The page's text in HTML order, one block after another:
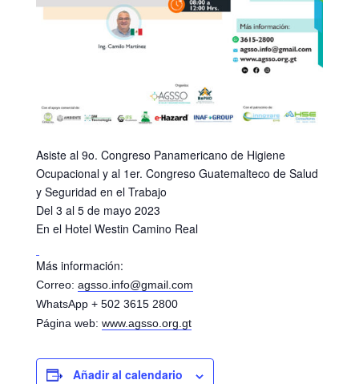
Asiste al 9o. Congreso Panamericano de Higiene
Ocupacional y al 1er. Congreso Guatemalteco de Salud
y Seguridad en el Trabajo
Del 3 al 5 de mayo 2023
En el Hotel Westin Camino Real
Más información:
Correo: agsso.info@gmail.com
WhatsApp + 502 3615 2800
Página web: www.agsso.org.gt
Añadir al calendario